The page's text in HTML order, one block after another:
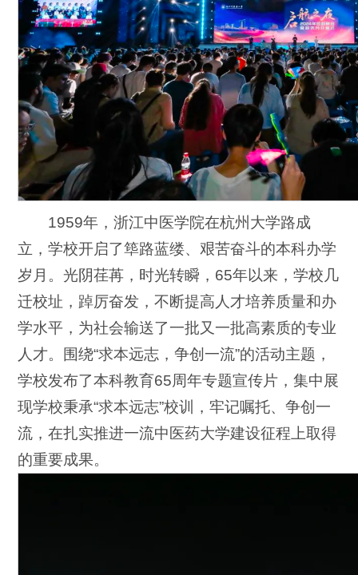
1959年，浙江中医学院在杭州大学路成
立，学校开启了筚路蓝缕、艰苦奋斗的本科办学
岁月。光阴荏苒，时光转瞬，65年以来，学校几
迁校址，踔厉奋发，不断提高人才培养质量和办
学水平，为社会输送了一批又一批高素质的专业
人才。围绕“求本远志，争创一流”的活动主题，
学校发布了本科教育65周年专题宣传片，集中展
现学校秉承“求本远志”校训，牢记嘱托、争创一
流，在扎实推进一流中医药大学建设征程上取得
的重要成果。